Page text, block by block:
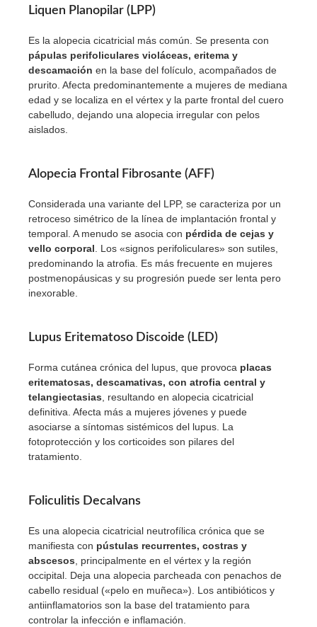
Liquen Planopilar (LPP)
Es la alopecia cicatricial más común. Se presenta con
pápulas perifoliculares violáceas, eritema y
descamación en la base del folículo, acompañados de
prurito. Afecta predominantemente a mujeres de mediana
edad y se localiza en el vértex y la parte frontal del cuero
cabelludo, dejando una alopecia irregular con pelos
aislados.
Alopecia Frontal Fibrosante (AFF)
Considerada una variante del LPP, se caracteriza por un
retroceso simétrico de la línea de implantación frontal y
temporal. A menudo se asocia con pérdida de cejas y
vello corporal. Los «signos perifoliculares» son sutiles,
predominando la atrofia. Es más frecuente en mujeres
postmenopáusicas y su progresión puede ser lenta pero
inexorable.
Lupus Eritematoso Discoide (LED)
Forma cutánea crónica del lupus, que provoca placas
eritematosas, descamativas, con atrofia central y
telangiectasias, resultando en alopecia cicatricial
definitiva. Afecta más a mujeres jóvenes y puede
asociarse a síntomas sistémicos del lupus. La
fotoprotección y los corticoides son pilares del
tratamiento.
Foliculitis Decalvans
Es una alopecia cicatricial neutrofílica crónica que se
manifiesta con pústulas recurrentes, costras y
abscesos, principalmente en el vértex y la región
occipital. Deja una alopecia parcheada con penachos de
cabello residual («pelo en muñeca»). Los antibióticos y
antiinflamatorios son la base del tratamiento para
controlar la infección e inflamación.